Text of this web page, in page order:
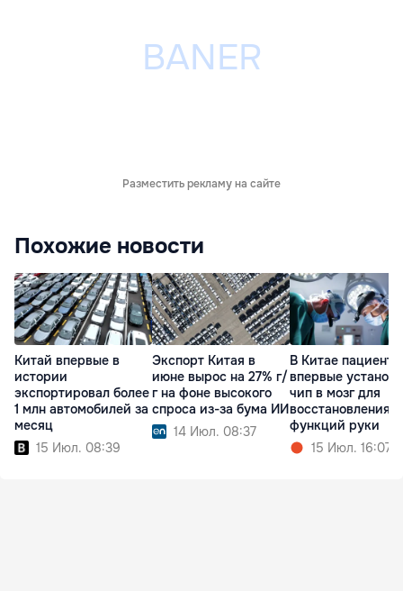
Разместить рекламу на сайте
Похожие новости
Китай впервые в
истории
экспортировал более
1 млн автомобилей за
месяц
15 Июл. 08:39
Экспорт Китая в
июне вырос на 27% г/
г на фоне высокого
спроса из-за бума ИИ
14 Июл. 08:37
В Китае пациенту
впервые
чип в мозг для
восстановления
функций руки
15 Июл. 16:07